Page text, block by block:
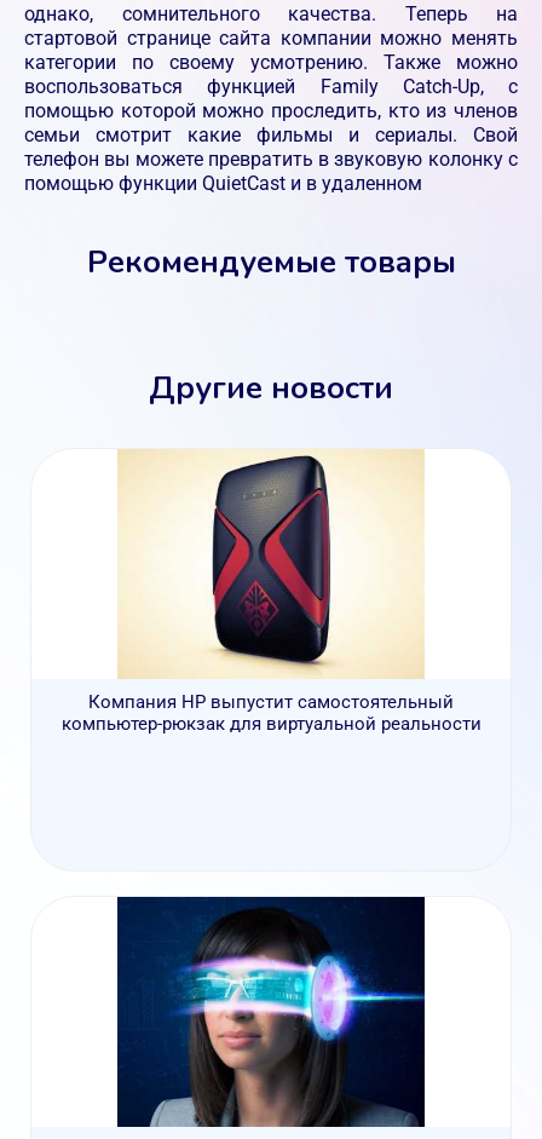
однако, сомнительного качества. Теперь на
стартовой странице сайта компании можно менять
категории по своему усмотрению. Также можно
воспользоваться функцией Family Catch-Up, с
помощью которой можно проследить, кто из членов
семьи смотрит какие фильмы и сериалы. Свой
телефон вы можете превратить в звуковую колонку с
помощью функции QuietCast и в удаленном
Рекомендуемые товары
Другие новости
Компания НР выпустит самостоятельный
компьютер-рюкзак для виртуальной реальности